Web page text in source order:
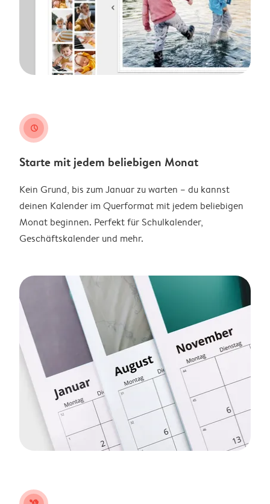
clock
Starte mit jedem beliebigen Monat
Kein Grund, bis zum Januar zu warten – du kannst
deinen Kalender im Querformat mit jedem beliebigen
Monat beginnen. Perfekt für Schulkalender,
Geschäftskalender und mehr.